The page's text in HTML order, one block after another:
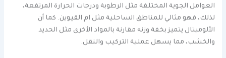
العوامل الجوية المختلفة مثل الرطوبة ودرجات الحرارة المرتفعة،
لذلك، فهو مثالي للمناطق الساحلية مثل ام القيوين. كما أن
الألوميتال يتميز بخفة وزنه مقارنة بالمواد الأخرى مثل الحديد
والخشب، مما يسهل عملية التركيب والنقل.